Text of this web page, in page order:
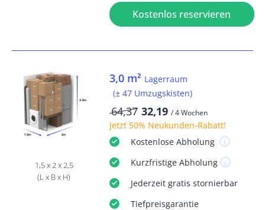
Kostenlos reservieren
1,5 x 2 x 2,5
(L x B x H)
3,0 m² Lagerraum
(± 47 Umzugskisten)
64,37 32,19 / 4 Wochen
Jetzt 50% Neukunden-Rabatt!
KostenloseAbholung
KurzfristigeAbholung
Jederzeit gratis stornierbar
Tiefpreisgarantie